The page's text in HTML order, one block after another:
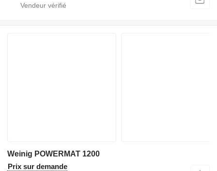
Weinig POWERMAT 1200
Prix sur demande